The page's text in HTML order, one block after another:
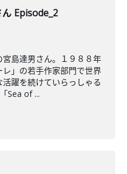
Episode_2
島達男さん。１９８８年
」の若手作家部門で世界
躍を続けていらっしゃる
Sea of ...